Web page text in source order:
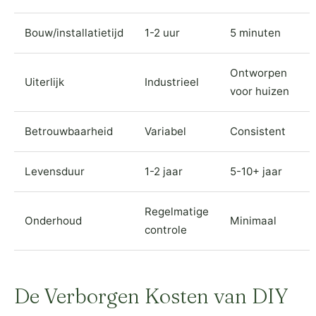
Bouw/installatietijd 1-2 uur 5 minuten
Uiterlijk Industrieel
Ontworpen
voor huizen
Betrouwbaarheid Variabel Consistent
Levensduur 1-2 jaar 5-10+ jaar
Onderhoud
Regelmatige
controle
Minimaal
De Verborgen Kosten van DIY